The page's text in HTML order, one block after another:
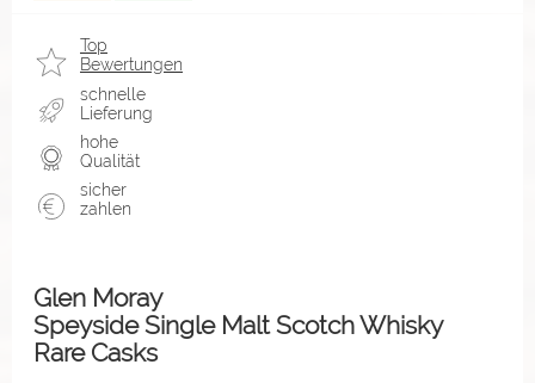
Top
Bewertungen
schnelle
Lieferung
hohe
Qualität
sicher
zahlen
Glen Moray
Speyside Single Malt Scotch Whisky
Rare Casks